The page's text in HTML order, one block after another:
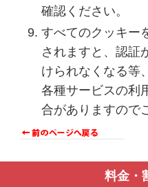
確認ください。
すべてのクッキー
されますと、認証
けられなくなる等
各種サービスの利
合がありますので
料金・